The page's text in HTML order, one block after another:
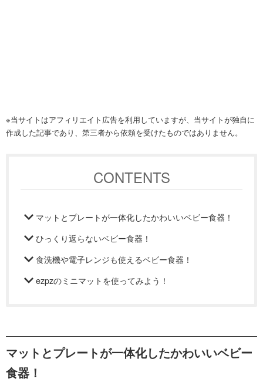
※当サイトはアフィリエイト広告を利用していますが、当サイトが独自に
作成した記事であり、第三者から依頼を受けたものではありません。
CONTENTS
マットとプレートが一体化したかわいいベビー食器！
ひっくり返らないベビー食器！
食洗機や電子レンジも使えるベビー食器！
ezpzのミニマットを使ってみよう！
マットとプレートが一体化したかわいいベビー
食器！